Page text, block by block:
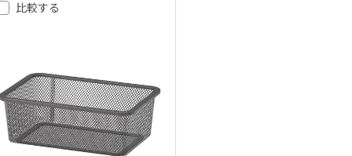
比較する